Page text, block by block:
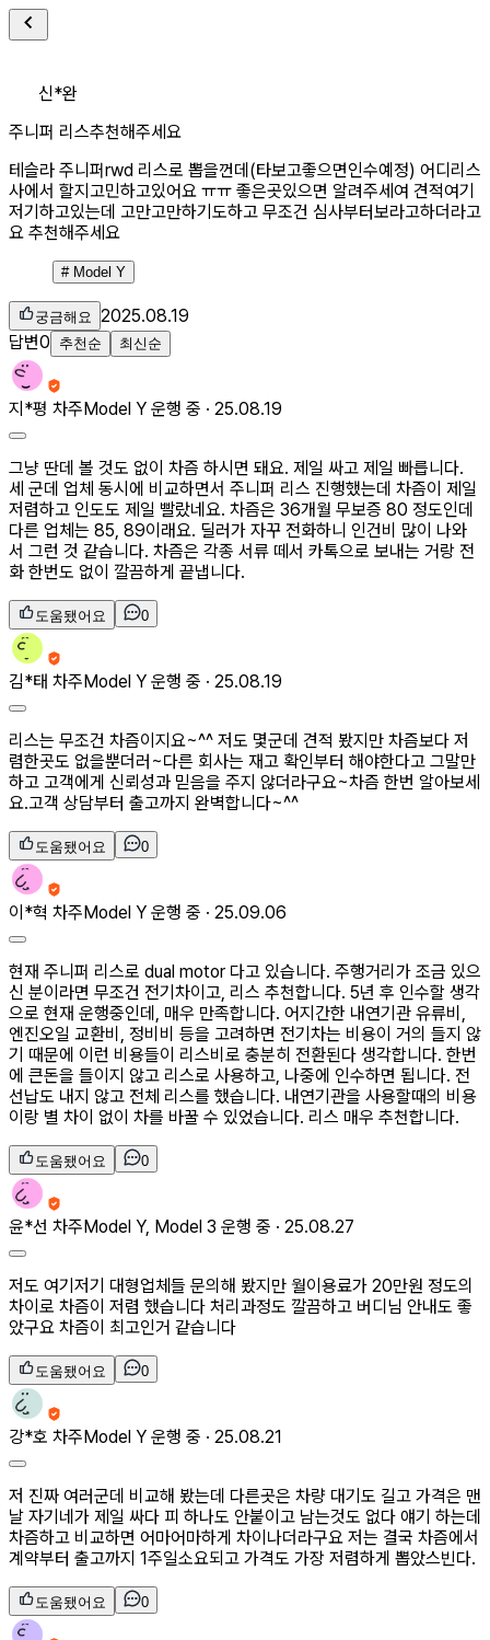
신*완
주니퍼 리스추천해주세요
테슬라 주니퍼rwd 리스로 뽑을껀데(타보고좋으면인수예정) 어디리스
사에서 할지고민하고있어요 ㅠㅠ 좋은곳있으면 알려주세여 견적여기
저기하고있는데 고만고만하기도하고 무조건 심사부터보라고하더라고
요 추천해주세요
# Model Y
궁금해요 2025.08.19
답변0 추천순 최신순
지*평 차주Model Y 운행 중 · 25.08.19
그냥 딴데 볼 것도 없이 차즘 하시면 돼요. 제일 싸고 제일 빠릅니다.
세 군데 업체 동시에 비교하면서 주니퍼 리스 진행했는데 차즘이 제일
저렴하고 인도도 제일 빨랐네요. 차즘은 36개월 무보증 80 정도인데
다른 업체는 85, 89이래요. 딜러가 자꾸 전화하니 인건비 많이 나와
서 그런 것 같습니다. 차즘은 각종 서류 떼서 카톡으로 보내는 거랑 전
화 한번도 없이 깔끔하게 끝냅니다.
도움됐어요 0
김*태 차주Model Y 운행 중 · 25.08.19
리스는 무조건 차즘이지요~^^ 저도 몇군데 견적 봤지만 차즘보다 저
렴한곳도 없을뿐더러~다른 회사는 재고 확인부터 해야한다고 그말만
하고 고객에게 신뢰성과 믿음을 주지 않더라구요~차즘 한번 알아보세
요.고객 상담부터 출고까지 완벽합니다~^^
도움됐어요 0
이*혁 차주Model Y 운행 중 · 25.09.06
현재 주니퍼 리스로 dual motor 다고 있습니다. 주행거리가 조금 있으
신 분이라면 무조건 전기차이고, 리스 추천합니다. 5년 후 인수할 생각
으로 현재 운행중인데, 매우 만족합니다. 어지간한 내연기관 유류비,
엔진오일 교환비, 정비비 등을 고려하면 전기차는 비용이 거의 들지 않
기 때문에 이런 비용들이 리스비로 충분히 전환된다 생각합니다. 한번
에 큰돈을 들이지 않고 리스로 사용하고, 나중에 인수하면 됩니다. 전
선납도 내지 않고 전체 리스를 했습니다. 내연기관을 사용할때의 비용
이랑 별 차이 없이 차를 바꿀 수 있었습니다. 리스 매우 추천합니다.
도움됐어요 0
윤*선 차주Model Y, Model 3 운행 중 · 25.08.27
저도 여기저기 대형업체들 문의해 봤지만 월이용료가 20만원 정도의
차이로 차즘이 저렴 했습니다 처리과정도 깔끔하고 버디님 안내도 좋
았구요 차즘이 최고인거 같습니다
도움됐어요 0
강*호 차주Model Y 운행 중 · 25.08.21
저 진짜 여러군데 비교해 봤는데 다른곳은 차량 대기도 길고 가격은 맨
날 자기네가 제일 싸다 피 하나도 안붙이고 남는것도 없다 얘기 하는데
차즘하고 비교하면 어마어마하게 차이나더라구요 저는 결국 차즘에서
계약부터 출고까지 1주일소요되고 가격도 가장 저렴하게 뽑았스빈다.
도움됐어요 0